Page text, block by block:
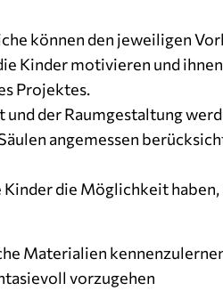
können den jeweiligen
Kinder motivieren und
Projektes.
und der Raumgestaltung
angemessen
Kinder die Möglichkeit
Materialien
vorzugehen